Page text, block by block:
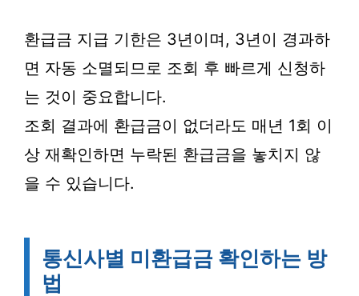
환급금 지급 기한은 3년이며, 3년이 경과하
면 자동 소멸되므로 조회 후 빠르게 신청하
는 것이 중요합니다.
조회 결과에 환급금이 없더라도 매년 1회 이
상 재확인하면 누락된 환급금을 놓치지 않
을 수 있습니다.
통신사별 미환급금 확인하는 방
법